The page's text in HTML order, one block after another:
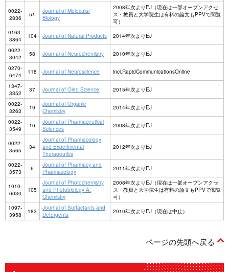
0022-
2836
51
Journal of Molecular
Biology
2008年次よりEJ（現在は一部オープンアクセ
ス・教員と大学院生は有料の論文もPPVで閲覧
可）
0163-
3864
104 Journal of Natural Products
2014年次よりEJ
0022-
3042
58 Journal of Neurochemistry
2010年次よりEJ
0270-
6474
118 Journal of Neuroscience
incl.RapidCommunicationsOnline
1347-
3352
37 Journal of Oleo Science
2015年次よりEJ
0022-
3263
19
Journal of Organic
Chemistry
2014年次よりEJ
0022-
3549
16
Journal of Pharmaceutical
Sciences
2008年次よりEJ
0022-
3565
34
Journal of Pharmacology
and Experimental
Therapeutics
2012年次よりEJ
0022-
3573
6
Journal of Pharmacy and
Pharmacology
2011年次よりEJ
1010-
6030
105
Journal of Photochemistry
and Photobiology A:
Chemistry
2008年次よりEJ（現在は一部オープンアクセ
ス・教員と大学院生は有料の論文もPPVで閲覧
可）
1097-
3958
183
Journal of Surfactants and
Detergents
2010年次よりEJ（現在は中止）
ページの先頭へ戻る